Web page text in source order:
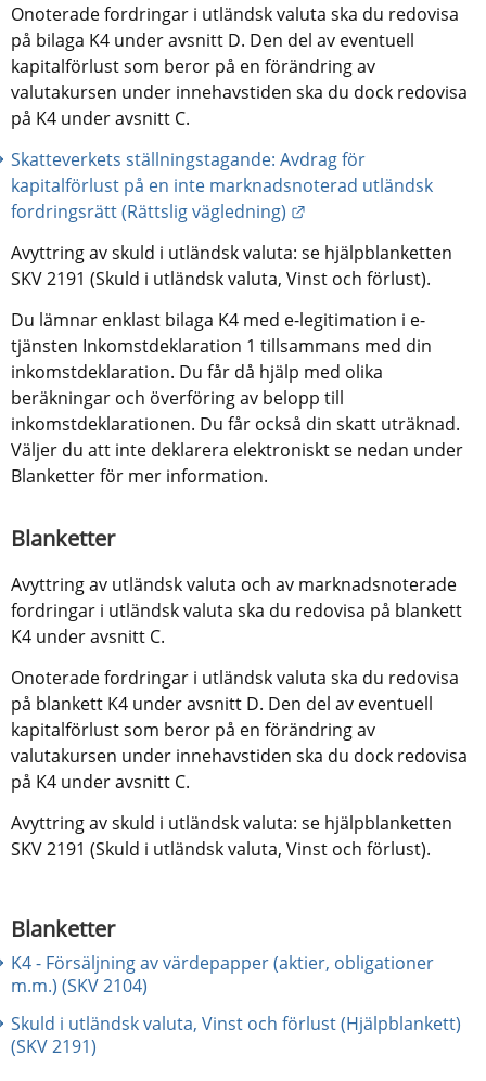
Onoterade fordringar i utländsk valuta ska du redovisa
på bilaga K4 under avsnitt D. Den del av eventuell
kapitalförlust som beror på en förändring av
valutakursen under innehavstiden ska du dock redovisa
på K4 under avsnitt C.
Skatteverkets ställningstagande: Avdrag för
kapitalförlust på en inte marknadsnoterad utländsk
fordringsrätt (Rättslig vägledning)
Avyttring av skuld i utländsk valuta: se hjälpblanketten
SKV 2191 (Skuld i utländsk valuta, Vinst och förlust).
Du lämnar enklast bilaga K4 med e-legitimation i e-
tjänsten Inkomstdeklaration 1 tillsammans med din
inkomstdeklaration. Du får då hjälp med olika
beräkningar och överföring av belopp till
inkomstdeklarationen. Du får också din skatt uträknad.
Väljer du att inte deklarera elektroniskt se nedan under
Blanketter för mer information.
Blanketter
Avyttring av utländsk valuta och av marknadsnoterade
fordringar i utländsk valuta ska du redovisa på blankett
K4 under avsnitt C.
Onoterade fordringar i utländsk valuta ska du redovisa
på blankett K4 under avsnitt D. Den del av eventuell
kapitalförlust som beror på en förändring av
valutakursen under innehavstiden ska du dock redovisa
på K4 under avsnitt C.
Avyttring av skuld i utländsk valuta: se hjälpblanketten
SKV 2191 (Skuld i utländsk valuta, Vinst och förlust).
Blanketter
K4 - Försäljning av värdepapper (aktier, obligationer
m.m.) (SKV 2104)
Skuld i utländsk valuta, Vinst och förlust (Hjälpblankett)
(SKV 2191)